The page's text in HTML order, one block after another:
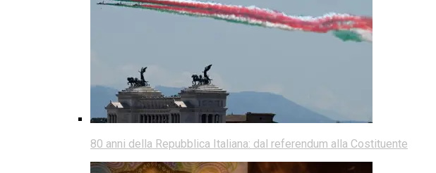
80 anni della Repubblica Italiana: dal referendum alla Costituente